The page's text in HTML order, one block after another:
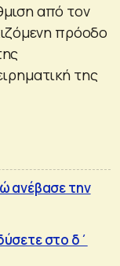
από τον
πρόοδο
της
ανέβασε την
στο δ΄